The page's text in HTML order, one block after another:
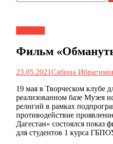
Фильм
23.05.2021Сабина
19 мая в Творческом клубе
реализованном базе Музея
религий в рамках
противодействие
Дагестан» состоялся показ
для студентов 1 курса